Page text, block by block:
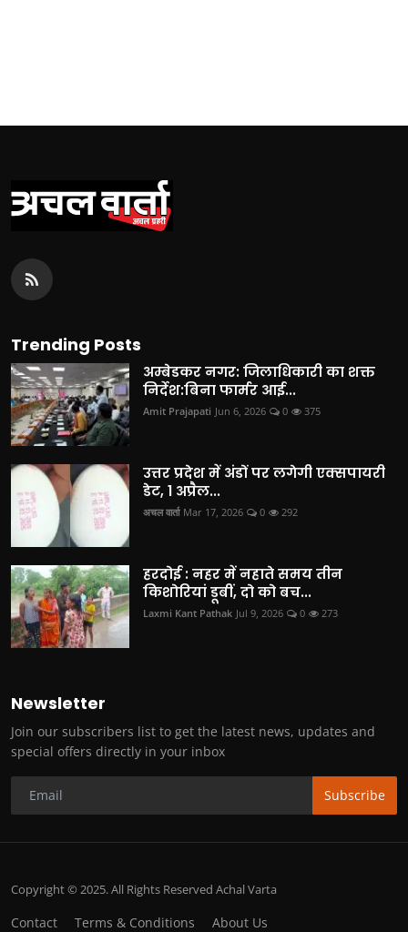
Trending Posts
अम्बेडकर नगर: जिलाधिकारी का शक्त
निर्देश:बिना फार्मर आई...
Amit Prajapati Jun 6, 2026 0 375
उत्तर प्रदेश में अंडों पर लगेगी एक्सपायरी
डेट, 1 अप्रैल...
अचल वार्ता Mar 17, 2026 0 292
हरदोई : नहर में नहाते समय तीन
किशोरियां डूबीं, दो को बच...
Laxmi Kant Pathak Jul 9, 2026 0 273
Newsletter
Join our subscribers list to get the latest news, updates and
special offers directly in your inbox
Subscribe
Copyright © 2025. All Rights Reserved Achal Varta
Contact Terms & Conditions About Us